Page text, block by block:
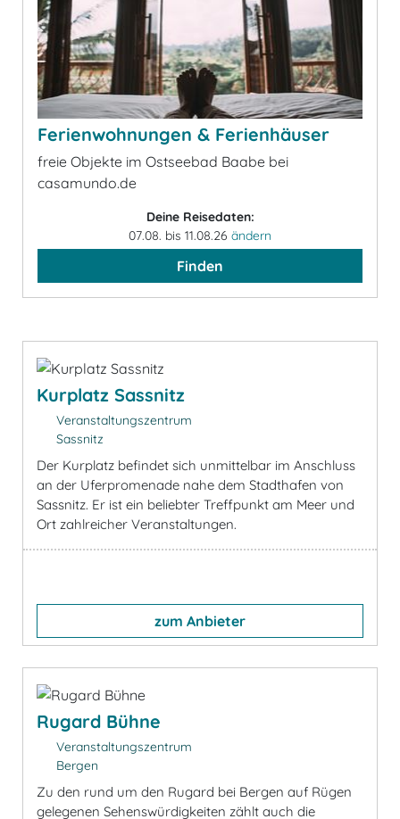
Ferienwohnungen & Ferienhäuser
freie Objekte im Ostseebad Baabe bei
casamundo.de
Deine Reisedaten:
07.08. bis 11.08.26 ändern
Finden
Kurplatz Sassnitz
Veranstaltungszentrum
Sassnitz
Der Kurplatz befindet sich unmittelbar im Anschluss
an der Uferpromenade nahe dem Stadthafen von
Sassnitz. Er ist ein beliebter Treffpunkt am Meer und
Ort zahlreicher Veranstaltungen.
zum Anbieter
Rugard Bühne
Veranstaltungszentrum
Bergen
Zu den rund um den Rugard bei Bergen auf Rügen
gelegenen Sehenswürdigkeiten zählt auch die